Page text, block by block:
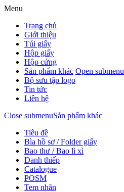
Menu
Trang chủ
Giới thiệu
Túi giấy
Hộp giấy
Hộp cứng
Sản phẩm khác Open submenu
Bộ sưu tập logo
Tin tức
Liên hệ
Close submenuSản phẩm khác
Tiêu đề
Bìa hồ sơ / Folder giấy
Bao thư / Bao lì xì
Danh thiếp
Catalogue
POSM
Tem nhãn